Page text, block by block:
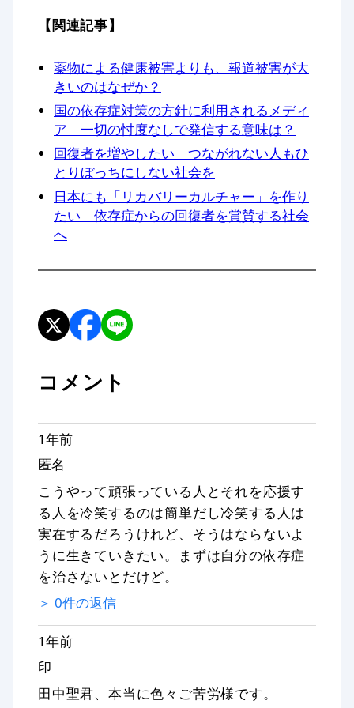
【関連記事】
薬物による健康被害よりも、報道被害が大
きいのはなぜか？
国の依存症対策の方針に利用されるメディ
ア 一切の忖度なしで発信する意味は？
回復者を増やしたい つながれない人もひ
とりぼっちにしない社会を
日本にも「リカバリーカルチャー」を作り
たい 依存症からの回復者を賞賛する社会
へ
コメント
1年前
匿名
こうやって頑張っている人とそれを応援す
る人を冷笑するのは簡単だし冷笑する人は
実在するだろうけれど、そうはならないよ
うに生きていきたい。まずは自分の依存症
を治さないとだけど。
＞ 0件の返信
1年前
印
田中聖君、本当に色々ご苦労様です。